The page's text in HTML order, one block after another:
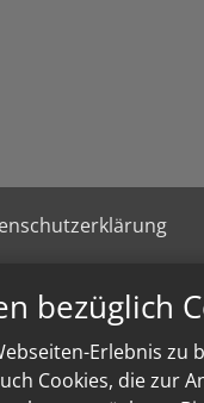
bezüglich
Erlebnis
Cookies, die zur